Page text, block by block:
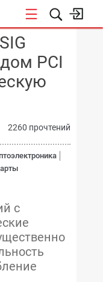
PCI
2260 прочтений
с